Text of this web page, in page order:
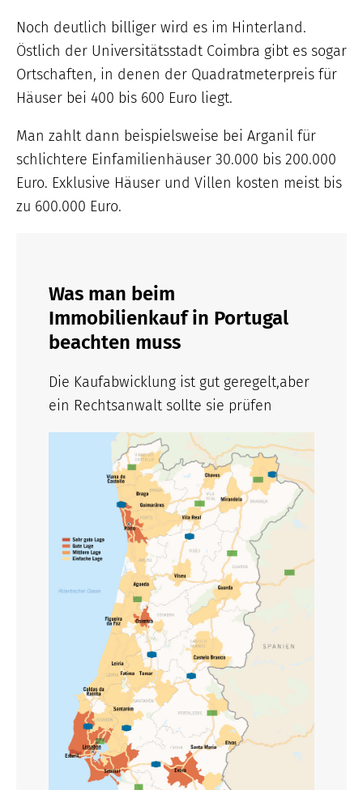
Noch deutlich billiger wird es im Hinterland.
Östlich der Universitätsstadt Coimbra gibt es sogar
Ortschaften, in denen der Quadratmeterpreis für
Häuser bei 400 bis 600 Euro liegt.
Man zahlt dann beispielsweise bei Arganil für
schlichtere Einfamilienhäuser 30.000 bis 200.000
Euro. Exklusive Häuser und Villen kosten meist bis
zu 600.000 Euro.
Was man beim
Immobilienkauf in Portugal
beachten muss
Die Kaufabwicklung ist gut geregelt,aber
ein Rechtsanwalt sollte sie prüfen